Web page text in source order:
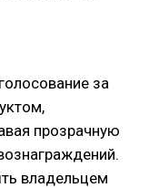
за
прозрачную
владельцем